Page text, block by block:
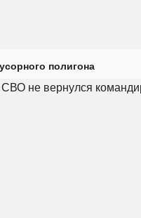
полигона